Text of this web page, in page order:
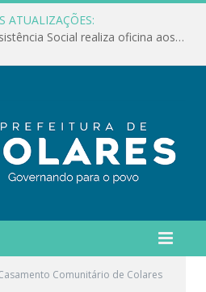
ATUALIZAÇÕES:
Conselho Municipal de Assistência Social realiza oficina aos servidores
Comunitário de Colares